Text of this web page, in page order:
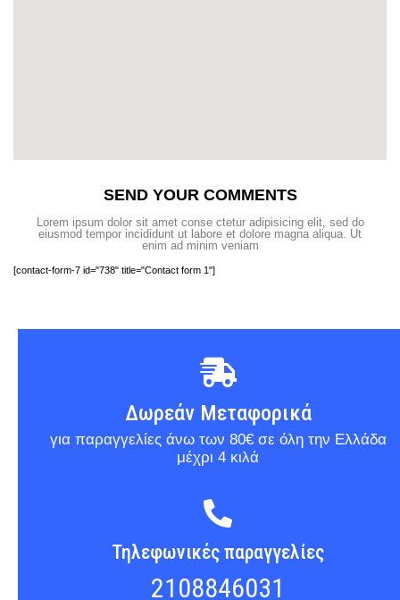
SEND YOUR COMMENTS
Lorem ipsum dolor sit amet conse ctetur adipisicing elit, sed do
eiusmod tempor incididunt ut labore et dolore magna aliqua. Ut
enim ad minim veniam
[contact-form-7 id="738" title="Contact form 1"]
Δωρεάν Μεταφορικά
για παραγγελίες άνω των 80€ σε όλη την Ελλάδα
μέχρι 4 κιλά
Τηλεφωνικές παραγγελίες
2108846031